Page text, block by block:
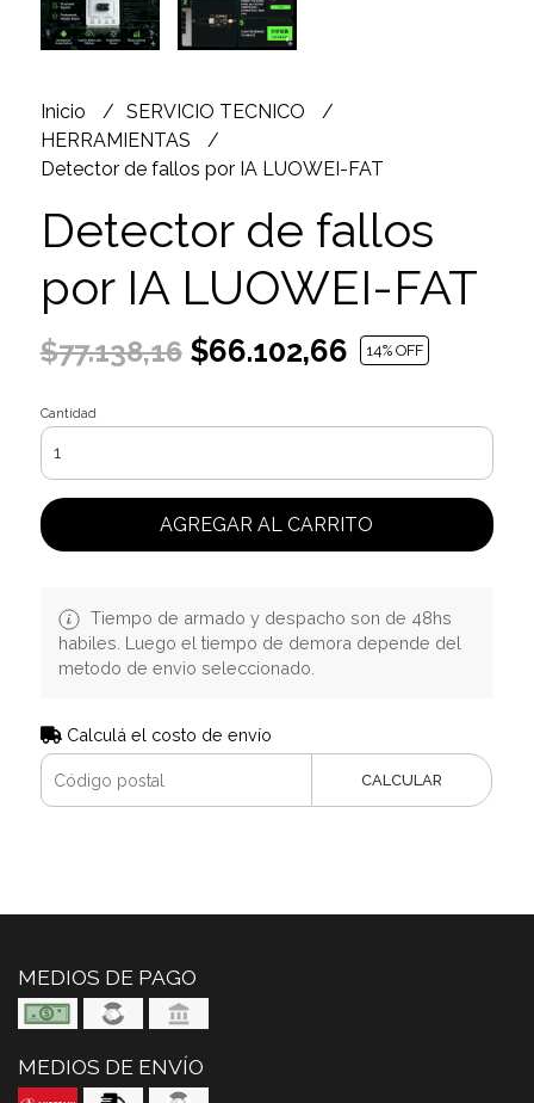
Inicio
SERVICIO TECNICO
HERRAMIENTAS
Detector de fallos por IA LUOWEI-FAT
Detector de fallos
por IA LUOWEI-FAT
$77.138,16$66.102,66 14% OFF
Cantidad
AGREGAR AL CARRITO
Tiempo de armado y despacho son de 48hs
habiles. Luego el tiempo de demora depende del
metodo de envio seleccionado.
Calculá el costo de envío
CALCULAR
MEDIOS DE PAGO
MEDIOS DE ENVÍO